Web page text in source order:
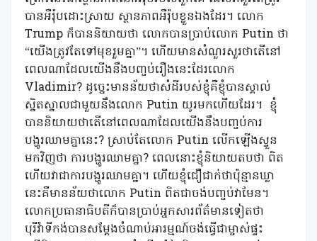
បានអឺរ៉ុបដោះស្រាយ ស្ថានភាពអឺរ៉ុបខ្លួនឯងដែរ។ លោក
Trump ក៏បាននិយាយថា លោកបានប្រាប់លោក Putin ថា
“យើងត្រូវតែទៅមុខរួមគ្នា”។ ហើយមានសំណួរសួរថាតើនៅ
ពេលណាដែលយើងនឹងបញ្ចប់រឿងនេះដែរលោក
Vladimir? ដូច្នេះមានន័យថាសំដីរបស់ខ្ញុំគឺខ្ញុំបានស្គាល់
ស្និតស្នាលជាមួយនឹងលោក Putin យូរមកហើយដែរ។ ខ្ញុំ
បាននិយាយថាតើនៅពេលណាដែលយើងនឹងបញ្ចប់ការ
បង្ហូរឈាមគ្នានេះ? ស្រាប់តែលោក Putin លើកឡើងស្ទួន
មកវិញថា ការបង្ហូរឈាមគ្នា? ពេលនោះខ្ញុំនិយាយតបថា ពិត
ហើយវាជាការបង្ហូរឈាមគ្នា។ ហើយខ្ញុំជឿជាក់ថាប៉ុន្មានឃ្លា
នេះគឺមានន័យថាលោក Putin ពិតជាចង់បញ្ចប់វាមែន។
លោកប្រធានាធិបតីក៏បានប្រាប់អ្នកសារព័ត៌មានទៀតថា
បុរីវ៉ាទីកង់បានសម្តែងចំណាប់អារម្មណ៍ចង់ធ្វើជាម្ចាស់ផ្ទះ